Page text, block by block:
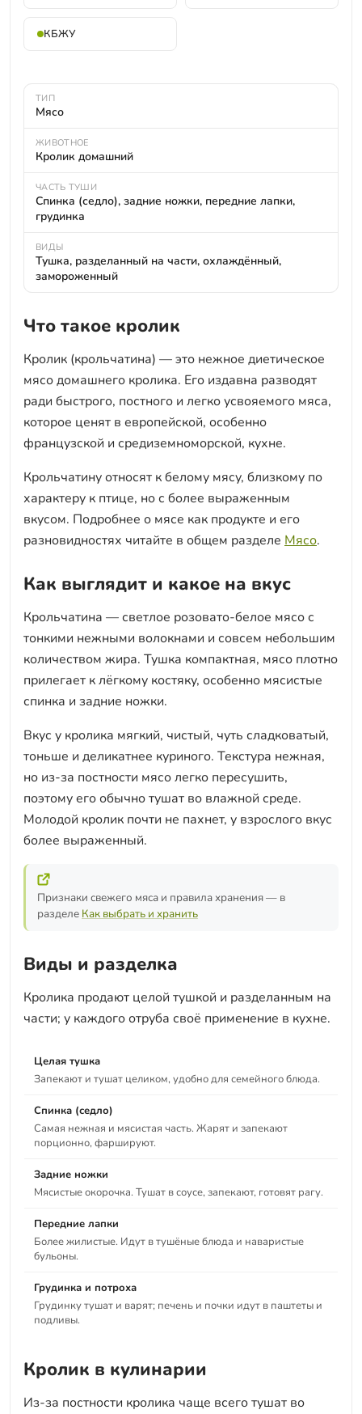
КБЖУ
ТИП
Мясо
ЖИВОТНОЕ
Кролик домашний
ЧАСТЬ ТУШИ
Спинка (седло), задние ножки, передние лапки,
грудинка
ВИДЫ
Тушка, разделанный на части, охлаждённый,
замороженный
Что такое кролик
Кролик (крольчатина) — это нежное диетическое
мясо домашнего кролика. Его издавна разводят
ради быстрого, постного и легко усвояемого мяса,
которое ценят в европейской, особенно
французской и средиземноморской, кухне.
Крольчатину относят к белому мясу, близкому по
характеру к птице, но с более выраженным
вкусом. Подробнее о мясе как продукте и его
разновидностях читайте в общем разделе Мясо.
Как выглядит и какое на вкус
Крольчатина — светлое розовато-белое мясо с
тонкими нежными волокнами и совсем небольшим
количеством жира. Тушка компактная, мясо плотно
прилегает к лёгкому костяку, особенно мясистые
спинка и задние ножки.
Вкус у кролика мягкий, чистый, чуть сладковатый,
тоньше и деликатнее куриного. Текстура нежная,
но из-за постности мясо легко пересушить,
поэтому его обычно тушат во влажной среде.
Молодой кролик почти не пахнет, у взрослого вкус
более выраженный.
Признаки свежего мяса и правила хранения — в
разделе Как выбрать и хранить
Виды и разделка
Кролика продают целой тушкой и разделанным на
части; у каждого отруба своё применение в кухне.
Целая тушка
Запекают и тушат целиком, удобно для семейного блюда.
Спинка (седло)
Самая нежная и мясистая часть. Жарят и запекают
порционно, фаршируют.
Задние ножки
Мясистые окорочка. Тушат в соусе, запекают, готовят рагу.
Передние лапки
Более жилистые. Идут в тушёные блюда и наваристые
бульоны.
Грудинка и потроха
Грудинку тушат и варят; печень и почки идут в паштеты и
подливы.
Кролик в кулинарии
Из-за постности кролика чаще всего тушат во